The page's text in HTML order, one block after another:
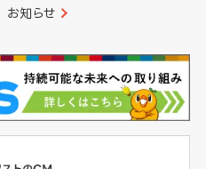
お知らせ